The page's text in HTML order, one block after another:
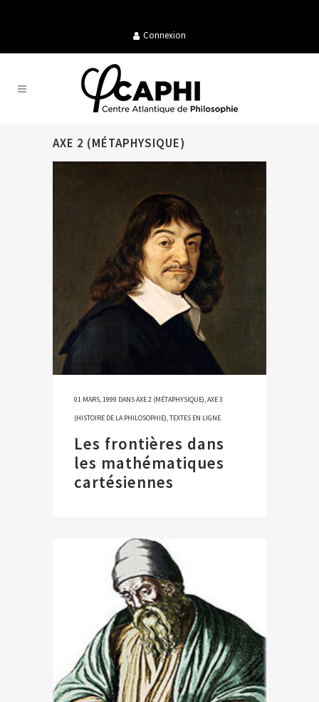
Connexion
AXE 2 (MÉTAPHYSIQUE)
01 MARS, 1999 DANSAXE 2 (MÉTAPHYSIQUE),AXE 3
(HISTOIRE DE LA PHILOSOPHIE),TEXTES EN LIGNE
Les frontières dans
les mathématiques
cartésiennes